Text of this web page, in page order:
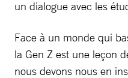
un dialogue avec les
Face à un monde qui
la Gen Z est une leçon
nous devons nous en